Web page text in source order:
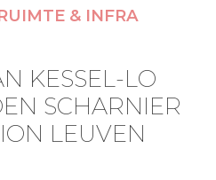
& INFRA
KESSEL-LO
SCHARNIER
LEUVEN